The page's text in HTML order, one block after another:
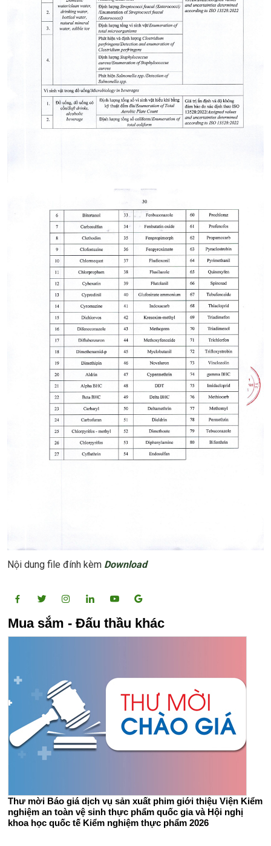
Nội dung file đính kèm Download
Mua sắm - Đấu thầu khác
Thư mời Báo giá dịch vụ sản xuất phim giới thiệu Viện Kiểm
nghiệm an toàn vệ sinh thực phẩm quốc gia và Hội nghị
khoa học quốc tế Kiểm nghiệm thực phẩm 2026